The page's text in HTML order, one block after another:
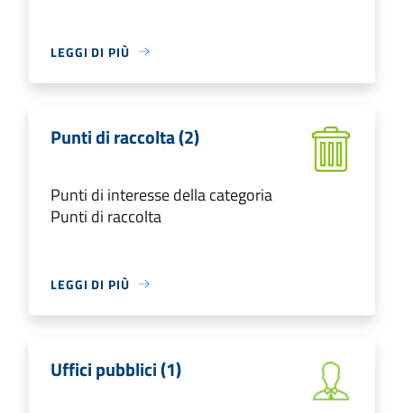
LEGGI DI PIÙ
Punti di raccolta (2)
Punti di interesse della categoria
Punti di raccolta
LEGGI DI PIÙ
Uffici pubblici (1)